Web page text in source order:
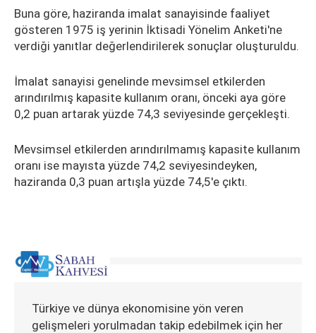
Buna göre, haziranda imalat sanayisinde faaliyet
gösteren 1975 iş yerinin İktisadi Yönelim Anketi'ne
verdiği yanıtlar değerlendirilerek sonuçlar oluşturuldu.
İmalat sanayisi genelinde mevsimsel etkilerden
arındırılmış kapasite kullanım oranı, önceki aya göre
0,2 puan artarak yüzde 74,3 seviyesinde gerçekleşti.
Mevsimsel etkilerden arındırılmamış kapasite kullanım
oranı ise mayısta yüzde 74,2 seviyesindeyken,
haziranda 0,3 puan artışla yüzde 74,5'e çıktı.
Türkiye ve dünya ekonomisine yön veren
gelişmeleri yorulmadan takip edebilmek için her